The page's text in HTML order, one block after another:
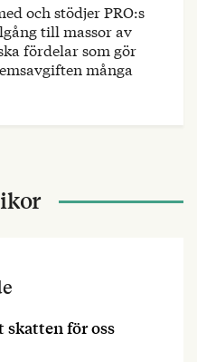
och stödjer PRO:s
till massor av
fördelar som gör
många
skatten för oss